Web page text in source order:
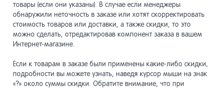
товары (если они указаны). В случае если менеджеры
обнаружили неточность в заказе или хотят скорректировать
стоимость товаров или доставки, а также скидки, то это
можно сделать, отредактировав компонент заказа в вашем
Интернет-магазине.
Если к товарам в заказе были применены какие-либо скидки,
подробности вы можете узнать, наведя курсор мыши на знак
«?» около суммы скидки. Обратите внимание, что при